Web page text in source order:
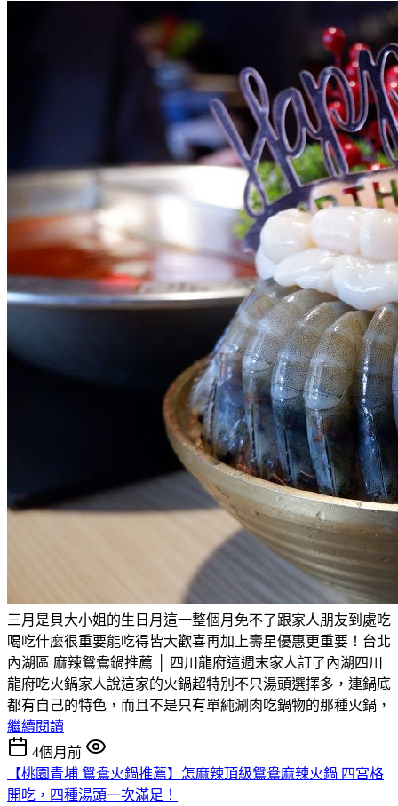
三月是貝大小姐的生日月這一整個月免不了跟家人朋友到處吃
喝吃什麼很重要能吃得皆大歡喜再加上壽星優惠更重要！台北
內湖區 麻辣鴛鴦鍋推薦 │ 四川龍府這週末家人訂了內湖四川
龍府吃火鍋家人說這家的火鍋超特別不只湯頭選擇多，連鍋底
都有自己的特色，而且不是只有單純涮肉吃鍋物的那種火鍋，
繼續閱讀
4個月前
【桃園青埔 鴛鴦火鍋推薦】怎麻辣頂級鴛鴦麻辣火鍋 四宮格
開吃，四種湯頭一次滿足！